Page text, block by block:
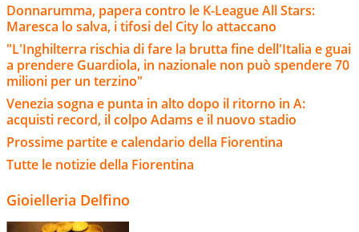
Donnarumma, papera contro le K-League All Stars:
Maresca lo salva, i tifosi del City lo attaccano
"L'Inghilterra rischia di fare la brutta fine dell'Italia e guai
a prendere Guardiola, in nazionale non può spendere 70
milioni per un terzino"
Venezia sogna e punta in alto dopo il ritorno in A:
acquisti record, il colpo Adams e il nuovo stadio
Prossime partite e calendario della Fiorentina
Tutte le notizie della Fiorentina
Gioielleria Delfino